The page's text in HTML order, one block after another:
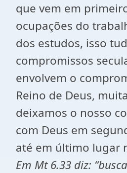
que vem em
ocupações do
dos estudos, isso
compromissos
envolvem o
Reino de Deus,
deixamos o nosso
com Deus em
até em último lugar
Em Mt 6.33 diz: